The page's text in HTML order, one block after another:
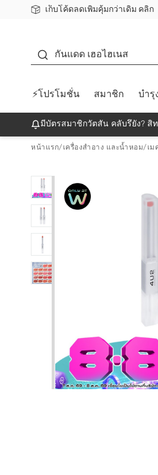
เก็บโค้ดลดเพิ่มคุ้มกว่าเดิม คลิก
ชอปออนไลน์ครั้งแรก ลดเพิ่มจุก ๆ
📦ส่งฟรี! เมื่อชอป 499฿
สมาชิกวัตสัน คลับดียังไง?
กันแดด เฮอไฮเนส
⚡โปรโมชั่น สมาชิก บำรุ
มีบัตรสมาชิกวัตสัน คลับรึยัง? สิ
หน้าแรก/ เครื่องสำอาง และน้ำหอม/ เม